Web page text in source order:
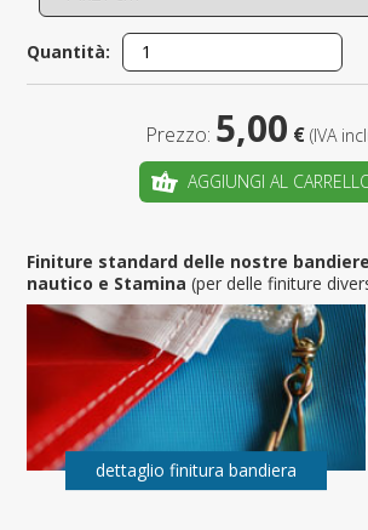
Quantità:
Prezzo: 5,00 € (IVA
AGGIUNGI AL
Finiture standard delle nostre
nautico e Stamina(per delle finiture
dettaglio finitura bandiera